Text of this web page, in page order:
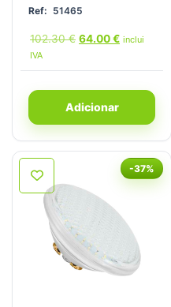
Ref: 51465
102.30€ 64.00€ inclui
IVA
Adicionar
-37%